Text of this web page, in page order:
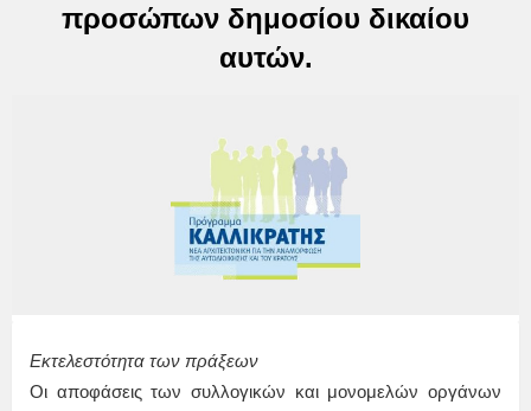
προσώπων δημοσίου δικαίου
αυτών.
Εκτελεστότητα των πράξεων
Οι αποφάσεις των συλλογικών και μονομελών οργάνων